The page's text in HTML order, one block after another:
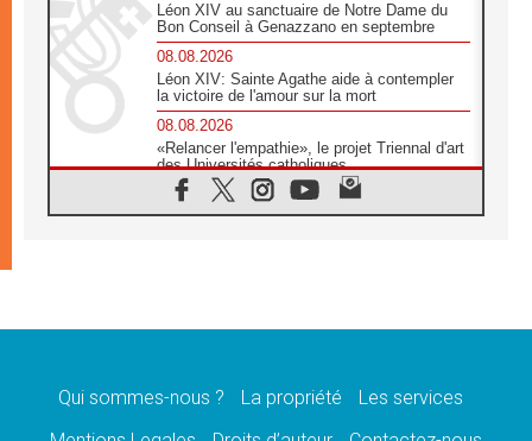
Léon XIV au sanctuaire de Notre Dame du
Bon Conseil à Genazzano en septembre
08.08.2026
Léon XIV: Sainte Agathe aide à contempler
la victoire de l'amour sur la mort
08.08.2026
«Relancer l'empathie», le projet Triennal d'art
des Universités catholiques
08.08.2026
Signis 2026, donner la parole aux religieuses
07.08.2026
07.08.2026
Qui sommes-nous ? La propriété
Les services